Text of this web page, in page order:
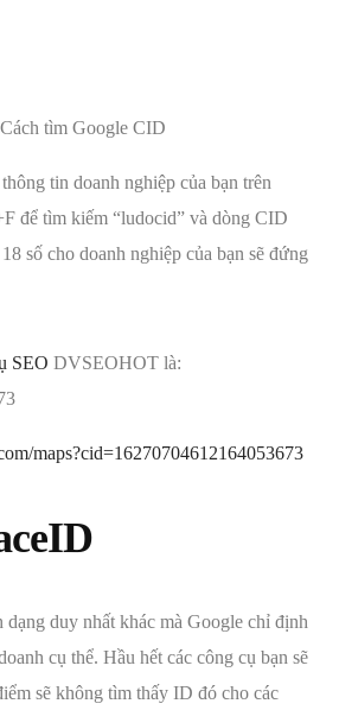
tin doanh nghiệp của bạn trên
để tìm kiếm “ludocid” và dòng CID
số cho doanh nghiệp của bạn sẽ đứng
SEO DVSEOHOT là:
maps?cid=16270704612164053673
dạng duy nhất khác mà Google chỉ định
cụ thể. Hầu hết các công cụ bạn sẽ
sẽ không tìm thấy ID đó cho các